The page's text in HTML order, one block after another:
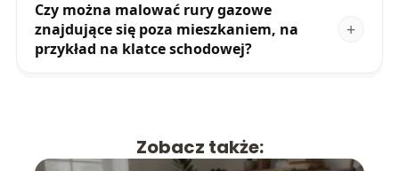
Czy można malować rury gazowe
znajdujące się poza mieszkaniem, na
przykład na klatce schodowej?
Zobacz także: